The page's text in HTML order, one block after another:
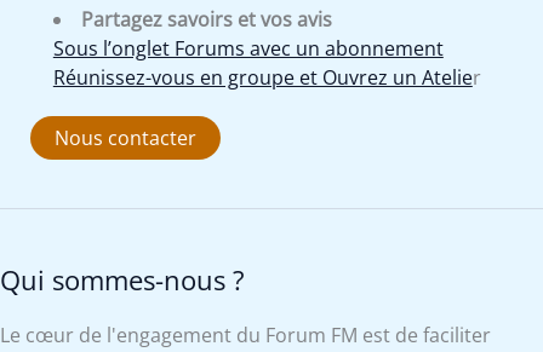
Partagez savoirs et vos avis
Sous l’onglet Forums avec un abonnement
Réunissez-vous en groupe et Ouvrez un Atelier
Nous contacter
Qui sommes-nous ?
Le cœur de l'engagement du Forum FM est de faciliter